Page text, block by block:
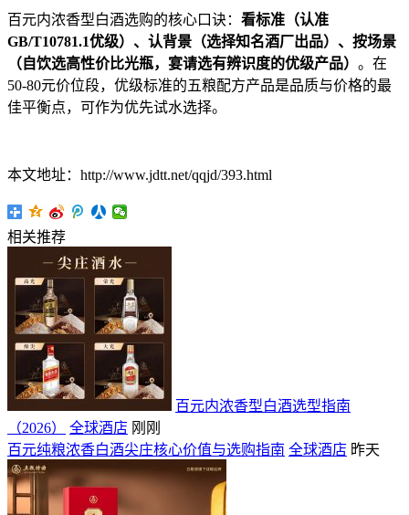
百元内浓香型白酒选购的核心口诀： 看标准（认准
GB/T10781.1优级）、认背景（选择知名酒厂出品）、按场景
（自饮选高性价比光瓶，宴请选有辨识度的优级产品） 。在
50-80元价位段，优级标准的五粮配方产品是品质与价格的最
佳平衡点，可作为优先试水选择。
本文地址：http://www.jdtt.net/qqjd/393.html
相关推荐
百元内浓香型白酒选型指南
（2026）
全球酒店 刚刚
百元纯粮浓香白酒尖庄核心价值与选购指南 全球酒店 昨天